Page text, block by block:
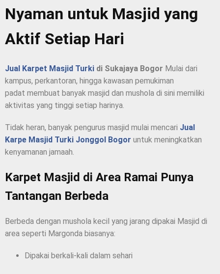
Nyaman untuk Masjid yang
Aktif Setiap Hari
Jual Karpet Masjid Turki di Sukajaya Bogor Mulai dari
kampus, perkantoran, hingga kawasan pemukiman
padat membuat banyak masjid dan mushola di sini memiliki
aktivitas yang tinggi setiap harinya.
Tidak heran, banyak pengurus masjid mulai mencari Jual
Karpe Masjid Turki Jonggol Bogor untuk meningkatkan
kenyamanan jamaah.
Karpet Masjid di Area Ramai Punya
Tantangan Berbeda
Berbeda dengan mushola kecil yang jarang dipakai Masjid di
area seperti Margonda biasanya:
Dipakai berkali-kali dalam sehari